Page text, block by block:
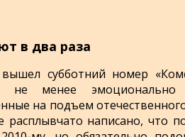
в два раза
субботний номер
не менее эмоционально
на подъем
расплывчато написано, что